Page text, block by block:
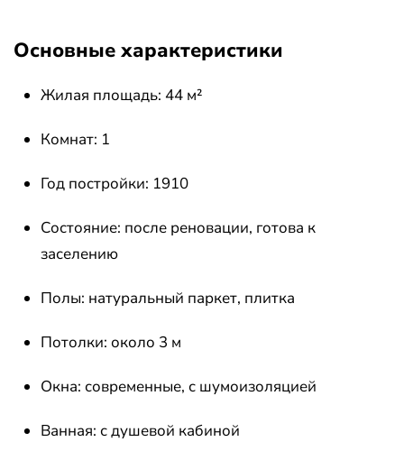
Основные характеристики
Жилая площадь: 44 м²
Комнат: 1
Год постройки: 1910
Состояние: после реновации, готова к
заселению
Полы: натуральный паркет, плитка
Потолки: около 3 м
Окна: современные, с шумоизоляцией
Ванная: с душевой кабиной